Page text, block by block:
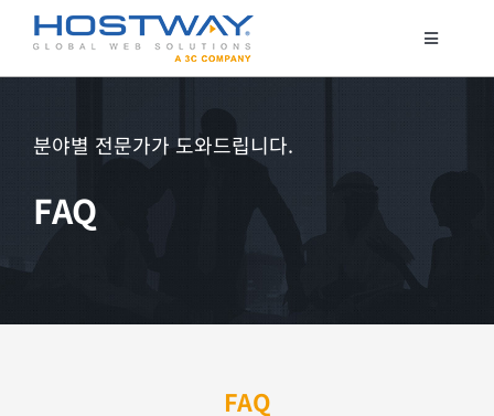
츠
Toggle
코로케이션
클라우드
매니지드 서비스
보안서비스
고객지원
분야별 전문가가 도와드립니다.
FAQ
FAQ